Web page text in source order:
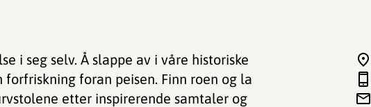
i seg selv. Å slappe av i våre historiske
foran peisen. Finn roen og la
etter inspirerende samtaler og